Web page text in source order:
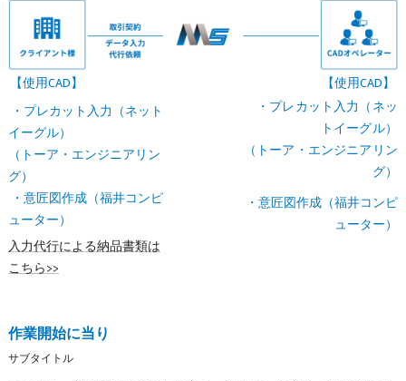
【使用CAD】
【使用CAD】
・プレカット入力（ネット
イーグル）
（トーア・エンジニアリン
グ）
・意匠図作成（福井コンピ
ューター）
・プレカット入力（ネッ
トイーグル）
（トーア・エンジニアリン
グ）
・意匠図作成（福井コンピ
ューター）
入力代行による納品書類は
こちら>>
作業開始に当り
サブタイトル